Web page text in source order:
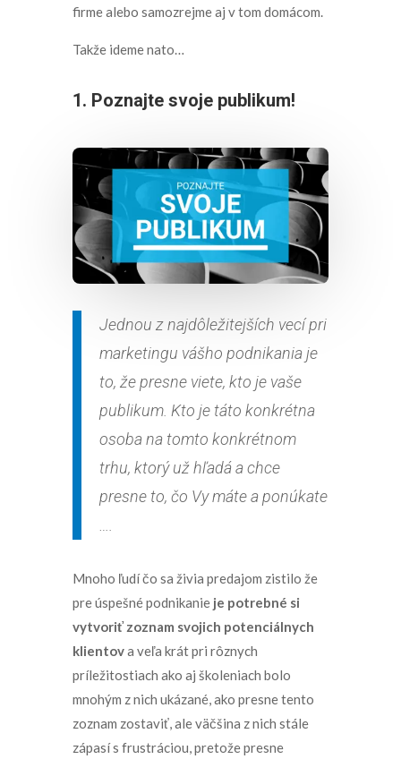
firme alebo samozrejme aj v tom domácom.
Takže ideme nato…
1. Poznajte svoje publikum!
Jednou z najdôležitejších vecí pri
marketingu vášho podnikania je
to, že presne viete, kto je vaše
publikum. Kto je táto konkrétna
osoba na tomto konkrétnom
trhu, ktorý už hľadá a chce
presne to, čo Vy máte a ponúkate
….
Mnoho ľudí čo sa živia predajom zistilo že
pre úspešné podnikanie je potrebné si
vytvoriť zoznam svojich potenciálnych
klientova veľa krát pri rôznych
príležitostiach ako aj školeniach bolo
mnohým z nich ukázané, ako presne tento
zoznam zostaviť, ale väčšina z nich stále
zápasí s frustráciou, pretože presne